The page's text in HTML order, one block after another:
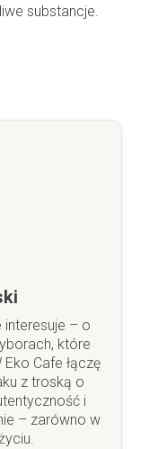
substancje.
interesuje – o
które
Cafe łączę
z troską o
i
– zarówno w